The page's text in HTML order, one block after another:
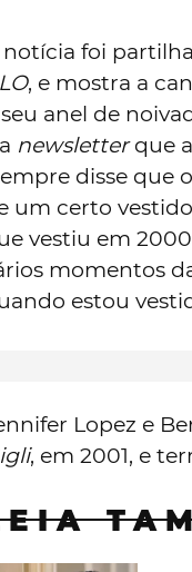
foi
, e mostra a
anel de
newsletterque
disse que
um certo
vestiu em
momentos
estou
Lopez e
, em 2001, e